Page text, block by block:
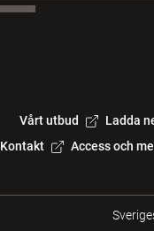
Vårt utbud Ladda
Kontakt
Access och